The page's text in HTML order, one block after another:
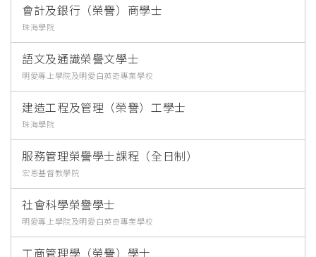
會計及銀行（榮譽）商學士
珠海學院
語文及通識榮譽文學士
明愛專上學院及明愛白英奇專業學校
建造工程及管理（榮譽）工學士
珠海學院
服務管理榮譽學士課程（全日制）
宏恩基督教學院
社會科學榮譽學士
明愛專上學院及明愛白英奇專業學校
工商管理學（榮譽）學士